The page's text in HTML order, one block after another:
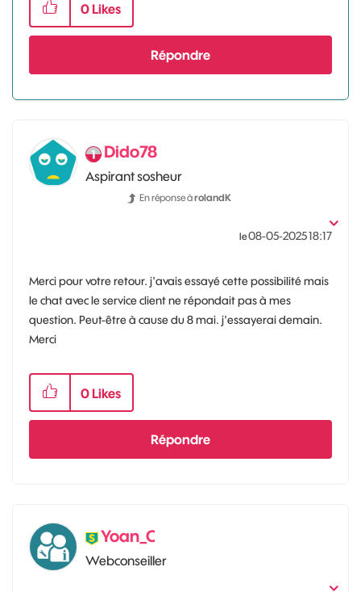
0 Likes
Répondre
Dido78
Aspirant sosheur
En réponse àrolandK
le‎08-05-202518:17
Merci pour votre retour. j'avais essayé cette possibilité mais
le chat avec le service client ne répondait pas à mes
question. Peut-être à cause du 8 mai. j'essayerai demain.
Merci
0 Likes
Répondre
Yoan_C
Webconseiller